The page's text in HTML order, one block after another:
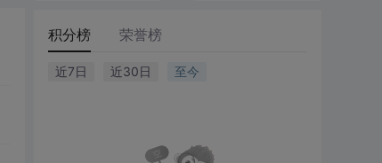
积分榜 荣誉榜
近7日 近30日 至今